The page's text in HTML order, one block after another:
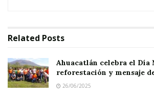
Sheinbaum.
Related Posts
Ahuacatlán celebra el Día
reforestación y mensaje
26/06/2025